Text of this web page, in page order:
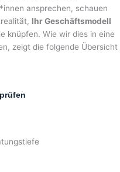
ansprechen, schauen
Ihr Geschäftsmodell
knüpfen. Wie wir dies in eine
zeigt die folgende Übersicht